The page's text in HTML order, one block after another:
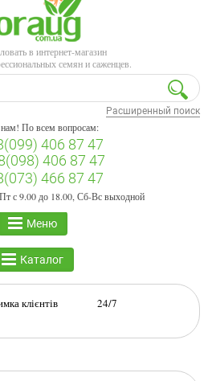
в интернет-магазин
семян и саженцев.
Расширенный поиск
нам! По всем вопросам:
406 87 47
406 87 47
466 87 47
с 9.00 до 18.00, Сб-Вс выходной
Меню
Каталог
клієнтів 24/7